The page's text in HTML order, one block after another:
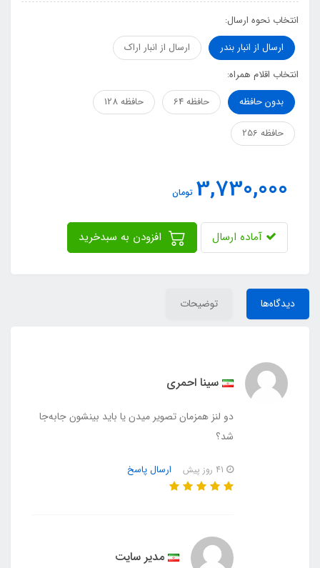
انتخاب نحوه ارسال:
ارسال از انبار بندر
ارسال از انبار اراک
انتخاب اقلام همراه:
بدون حافظه
حافظه 64 حافظه 128
حافظه 256
3,730,000 تومان
آماده ارسال
دیدگاه‌ها توضیحات
سینا احمری
دو لنز همزمان تصویر میدن یا باید بینشون جابه‌جا
شد؟
ارسال پاسخ
مدیر سایت